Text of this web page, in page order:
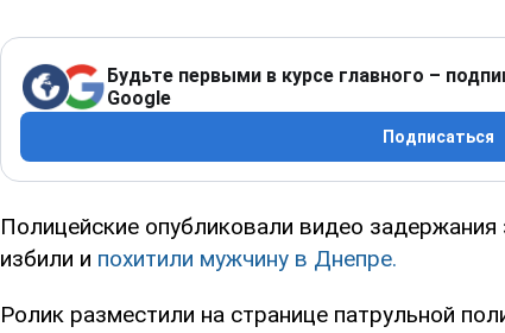
Будьте первыми в курсе главного –
Google
Подписаться
Полицейские опубликовали видео
избили и похитили мужчину в Днепре.
Ролик разместили на странице патрульной